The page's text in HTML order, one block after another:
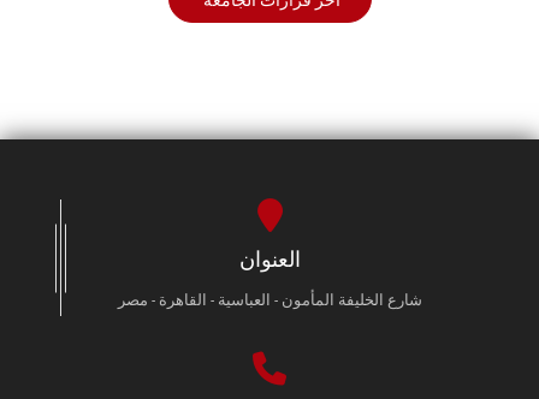
العنوان
شارع الخليفة المأمون - العباسية - القاهرة - مصر